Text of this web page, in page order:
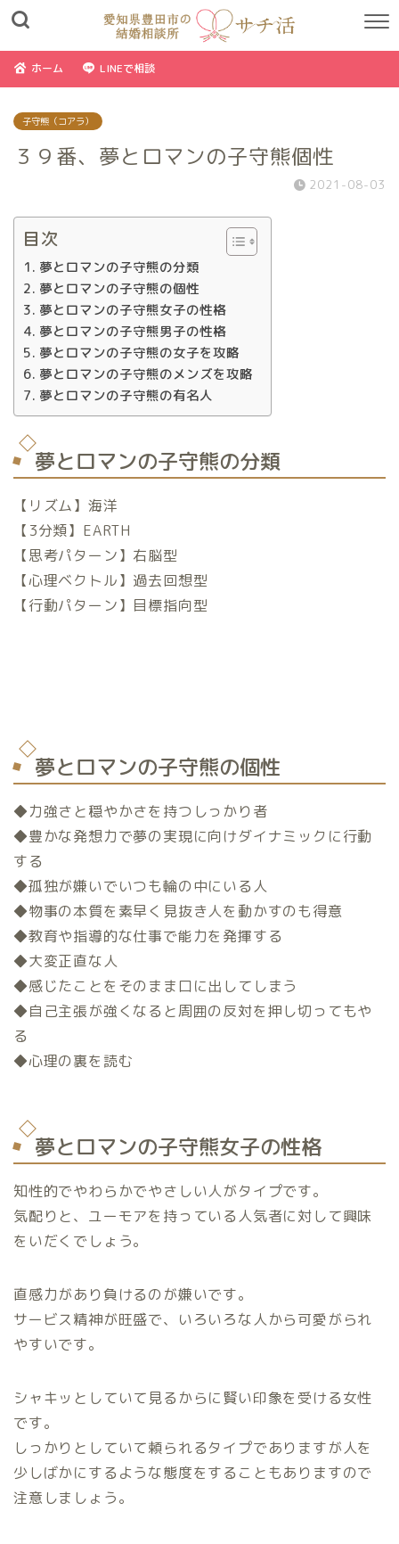
ホーム LINEで相談
子守熊（コアラ）
３９番、夢とロマンの子守熊個性
2021-08-03
目次
夢とロマンの子守熊の分類
夢とロマンの子守熊の個性
夢とロマンの子守熊女子の性格
夢とロマンの子守熊男子の性格
夢とロマンの子守熊の女子を攻略
夢とロマンの子守熊のメンズを攻略
夢とロマンの子守熊の有名人
夢とロマンの子守熊の分類
【リズム】海洋
【3分類】EARTH
【思考パターン】右脳型
【心理ベクトル】過去回想型
【行動パターン】目標指向型
夢とロマンの子守熊の個性
◆力強さと穏やかさを持つしっかり者
◆豊かな発想力で夢の実現に向けダイナミックに行動
する
◆孤独が嫌いでいつも輪の中にいる人
◆物事の本質を素早く見抜き人を動かすのも得意
◆教育や指導的な仕事で能力を発揮する
◆大変正直な人
◆感じたことをそのまま口に出してしまう
◆自己主張が強くなると周囲の反対を押し切ってもや
る
◆心理の裏を読む
夢とロマンの子守熊女子の性格
知性的でやわらかでやさしい人がタイプです。
気配りと、ユーモアを持っている人気者に対して興味
をいだくでしょう。
直感力があり負けるのが嫌いです。
サービス精神が旺盛で、いろいろな人から可愛がられ
やすいです。
シャキッとしていて見るからに賢い印象を受ける女性
です。
しっかりとしていて頼られるタイプでありますが人を
少しばかにするような態度をすることもありますので
注意しましょう。